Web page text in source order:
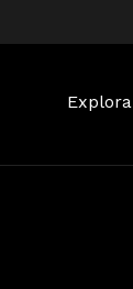
Explora